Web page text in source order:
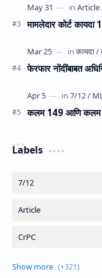
मामलेदार कोर्ट कायदा
फेरफार नोंदींबाबत
कलम 149 आणि कलम
Labels